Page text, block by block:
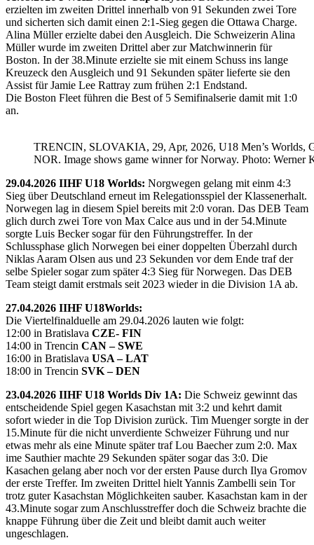
erzielten im zweiten Drittel innerhalb von 91 Sekunden zwei Tore
und sicherten sich damit einen 2:1-Sieg gegen die Ottawa Charge.
Alina Müller erzielte dabei den Ausgleich. Die Schweizerin Alina
Müller wurde im zweiten Drittel aber zur Matchwinnerin für
Boston. In der 38.Minute erzielte sie mit einem Schuss ins lange
Kreuzeck den Ausgleich und 91 Sekunden später lieferte sie den
Assist für Jamie Lee Rattray zum frühen 2:1 Endstand.
Die Boston Fleet führen die Best of 5 Semifinalserie damit mit 1:0
an.
TRENCIN, SLOVAKIA, 29, Apr, 2026, U18 Men’s Worlds,
NOR. Image shows game winner for Norway. Photo: Werner
29.04.2026 IIHF U18 Worlds: Norgwegen gelang mit einm 4:3
Sieg über Deutschland erneut im Relegationsspiel der Klassenerhalt.
Norwegen lag in diesem Spiel bereits mit 2:0 voran. Das DEB Team
glich durch zwei Tore von Max Calce aus und in der 54.Minute
sorgte Luis Becker sogar für den Führungstreffer. In der
Schlussphase glich Norwegen bei einer doppelten Überzahl durch
Niklas Aaram Olsen aus und 23 Sekunden vor dem Ende traf der
selbe Spieler sogar zum später 4:3 Sieg für Norwegen. Das DEB
Team steigt damit erstmals seit 2023 wieder in die Division 1A ab.
27.04.2026 IIHF U18Worlds:
Die Viertelfinalduelle am 29.04.2026 lauten wie folgt:
12:00 in Bratislava CZE- FIN
14:00 in Trencin CAN – SWE
16:00 in Bratislava USA – LAT
18:00 in Trencin SVK – DEN
23.04.2026 IIHF U18 Worlds Div 1A: Die Schweiz gewinnt das
entscheidende Spiel gegen Kasachstan mit 3:2 und kehrt damit
sofort wieder in die Top Division zurück. Tim Muenger sorgte in der
15.Minute für die nicht unverdiente Schweizer Führung und nur
etwas mehr als eine Minute später traf Lou Baecher zum 2:0. Max
ime Sauthier machte 29 Sekunden später sogar das 3:0. Die
Kasachen gelang aber noch vor der ersten Pause durch Ilya Gromov
der erste Treffer. Im zweiten Drittel hielt Yannis Zambelli sein Tor
trotz guter Kasachstan Möglichkeiten sauber. Kasachstan kam in der
43.Minute sogar zum Anschlusstreffer doch die Schweiz brachte die
knappe Führung über die Zeit und bleibt damit auch weiter
ungeschlagen.